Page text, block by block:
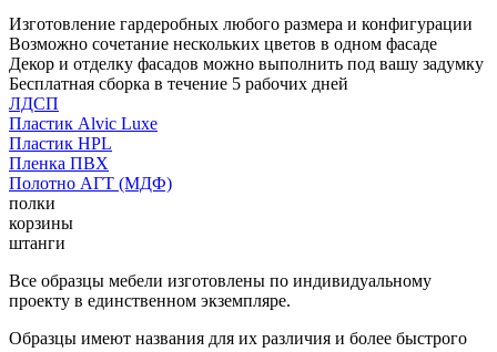
Изготовление гардеробных любого размера и конфигурации
Возможно сочетание нескольких цветов в одном фасаде
Декор и отделку фасадов можно выполнить под вашу задумку
Бесплатная сборка в течение 5 рабочих дней
ЛДСП
Пластик Alvic Luxe
Пластик HPL
Пленка ПВХ
Полотно АГТ (МДФ)
полки
корзины
штанги
Все образцы мебели изготовлены по индивидуальному
проекту в единственном экземпляре.
Образцы имеют названия для их различия и более быстрого